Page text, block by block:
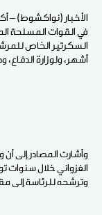
الأخبار (نواكشوط) –
في القوات المسلحة
السكرتير الخاص
أشهر، ولوزارة
وأشارت المصادر إلى
الغزواني خلال سنوات
وترشحه للرئاسة إلى